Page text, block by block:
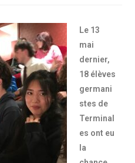
Le 13
mai
dernier,
18 élèves
germani
stes de
Terminal
es ont eu
la